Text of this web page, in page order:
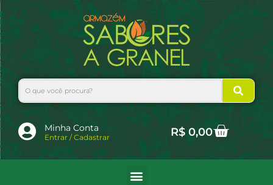
para
o
conteúdo
Search
Minha Conta
Entrar / Cadastrar R$0,00Cart